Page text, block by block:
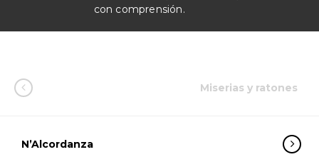
con comprensión.
Miserias y ratones
N’Alcordanza